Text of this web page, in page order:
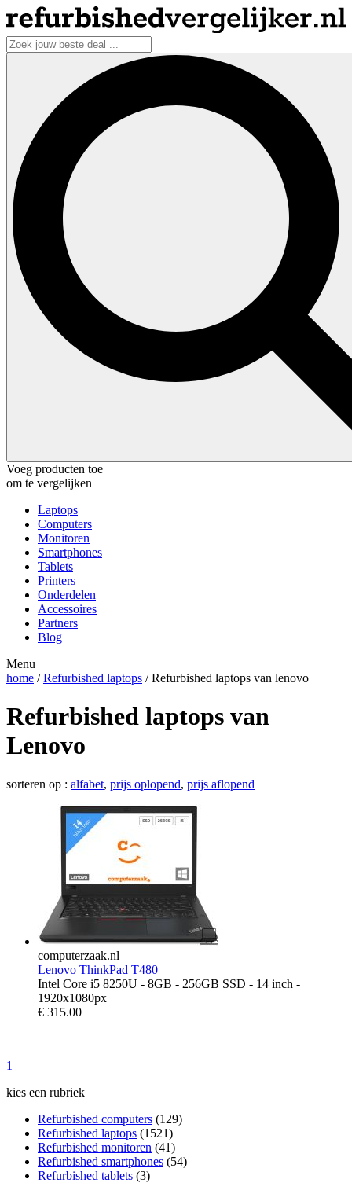
Voeg producten toe
om te vergelijken
Laptops
Computers
Monitoren
Smartphones
Tablets
Printers
Onderdelen
Accessoires
Partners
Blog
Menu
home /Refurbished laptops / Refurbished laptops van lenovo
Refurbished laptops van
Lenovo
sorteren op : alfabet, prijs oplopend, prijs aflopend
computerzaak.nl
Lenovo ThinkPad T480
Intel Core i5 8250U - 8GB - 256GB SSD - 14 inch -
1920x1080px
€ 315.00
1
kies een rubriek
Refurbished computers (129)
Refurbished laptops (1521)
Refurbished monitoren (41)
Refurbished smartphones (54)
Refurbished tablets (3)